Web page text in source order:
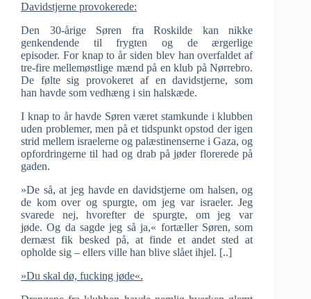
Davidstjerne provokerede:
Den 30-årige Søren fra Roskilde kan nikke
genkendende til frygten og de ærgerlige
episoder. For knap to år siden blev han overfaldet af
tre-fire mellemøstlige mænd på en klub på Nørrebro.
De følte sig provokeret af en davidstjerne, som
han havde som vedhæng i sin halskæde.
I knap to år havde Søren været stamkunde i klubben
uden problemer, men på et tidspunkt opstod der igen
strid mellem israelerne og palæstinenserne i Gaza, og
opfordringerne til had og drab på jøder florerede på
gaden.
»De så, at jeg havde en davidstjerne om halsen, og
de kom over og spurgte, om jeg var israeler. Jeg
svarede nej, hvorefter de spurgte, om jeg var
jøde. Og da sagde jeg så ja,« fortæller Søren, som
dernæst fik besked på, at finde et andet sted at
opholde sig – ellers ville han blive slået ihjel. [..]
»Du skal dø, fucking jøde«.